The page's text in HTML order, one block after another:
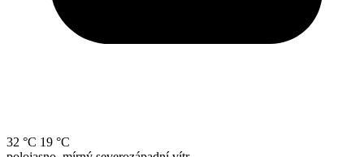
32 °C 19 °C